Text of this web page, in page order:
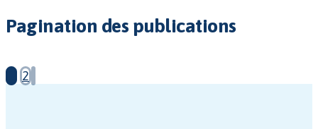
Pagination des publications
2